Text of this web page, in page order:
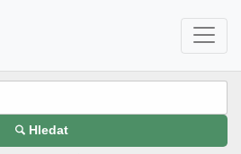
Hledat